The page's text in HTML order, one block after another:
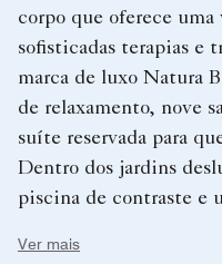
corpo que oferece uma
sofisticadas terapias e
marca de luxo Natura
de relaxamento, nove
suíte reservada para
Dentro dos jardins
piscina de contraste e
Ver mais